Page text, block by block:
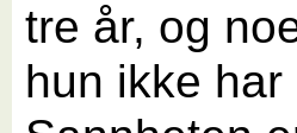
tre år, og
hun ikke